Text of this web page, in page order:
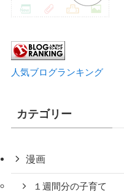
人気ブログランキング
カテゴリー
漫画
１週間分の子育て